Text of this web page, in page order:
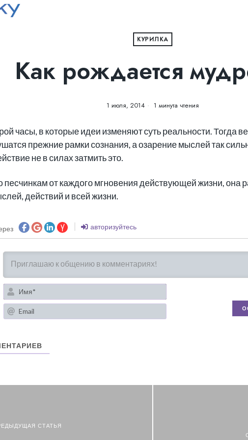
КУРИЛКА
Как рождается
1 июля, 2014 1 минута чтения
часы, в которые идеи изменяют суть реальности. Тогда
прежние рамки сознания, а озарение мыслей так
не в силах затмить это.
песчинкам от каждого мгновения действующей жизни, она
действий и всей жизни.
авторизуйтесь
Имя*
Email
СТАТЬЯ